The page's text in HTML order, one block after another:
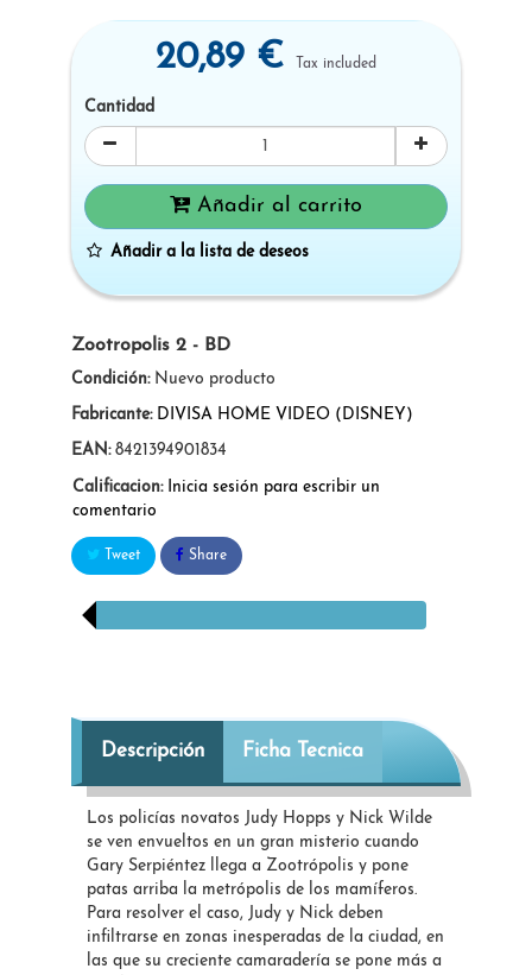
Zootropolis 2 - BD
Condición: Nuevo producto
Fabricante: DIVISA HOME VIDEO (DISNEY)
EAN: 8421394901834
Calificacion: Inicia sesión para escribir un
comentario
Tweet Share
20,89 € Tax included
Cantidad
Añadir al carrito
Añadir a la lista de deseos
Descripción Ficha Tecnica
Los policías novatos Judy Hopps y Nick Wilde
se ven envueltos en un gran misterio cuando
Gary Serpiéntez llega a Zootrópolis y pone
patas arriba la metrópolis de los mamíferos.
Para resolver el caso, Judy y Nick deben
infiltrarse en zonas inesperadas de la ciudad, en
las que su creciente camaradería se pone más a